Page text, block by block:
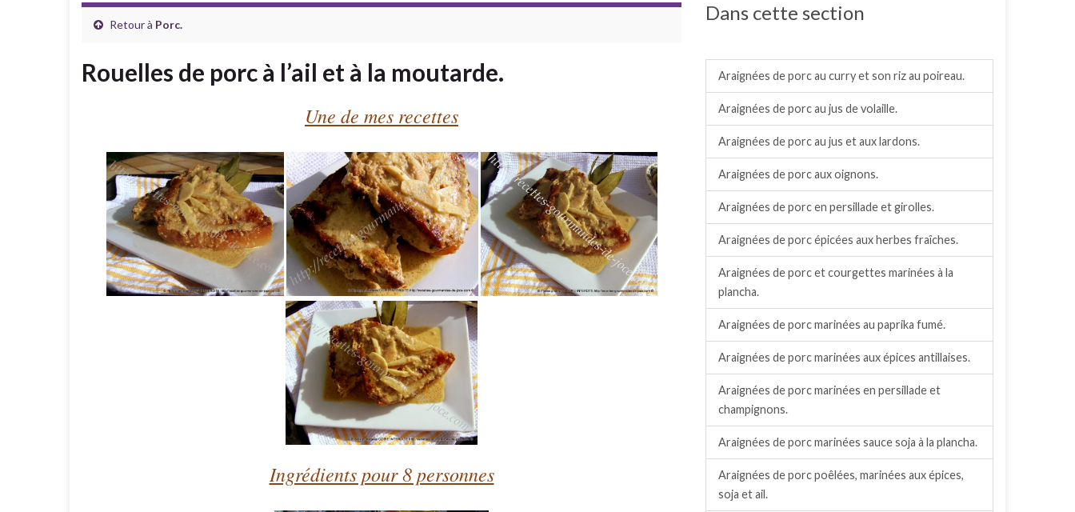
Retour à Porc.
Rouelles de porc à l’ail et à la moutarde.
Une de mes recettes
Ingrédients pour 8 personnes
Dans cette section
Araignées de porc au curry et son riz au poireau.
Araignées de porc au jus de volaille.
Araignées de porc au jus et aux lardons.
Araignées de porc aux oignons.
Araignées de porc en persillade et girolles.
Araignées de porc épicées aux herbes fraîches.
Araignées de porc et courgettes marinées à la
plancha.
Araignées de porc marinées au paprika fumé.
Araignées de porc marinées aux épices antillaises.
Araignées de porc marinées en persillade et
champignons.
Araignées de porc marinées sauce soja à la plancha.
Araignées de porc poêlées, marinées aux épices,
soja et ail.